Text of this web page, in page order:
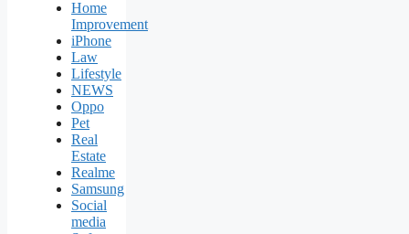
Home
Improvement
iPhone
Law
Lifestyle
NEWS
Oppo
Pet
Real
Estate
Realme
Samsung
Social
media